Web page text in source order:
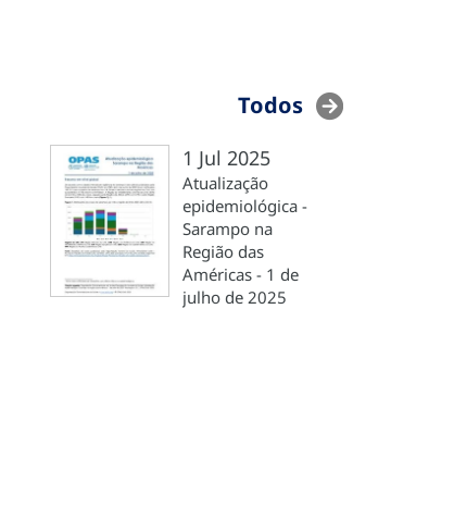
Todos
1 Jul 2025
Atualização
epidemiológica -
Sarampo na
Região das
Américas - 1 de
julho de 2025